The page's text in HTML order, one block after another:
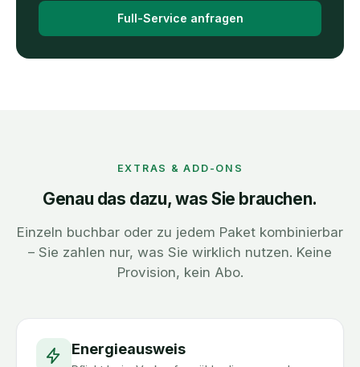
Full-Service anfragen
EXTRAS & ADD-ONS
Genau das dazu, was Sie brauchen.
Einzeln buchbar oder zu jedem Paket kombinierbar
– Sie zahlen nur, was Sie wirklich nutzen. Keine
Provision, kein Abo.
Energieausweis